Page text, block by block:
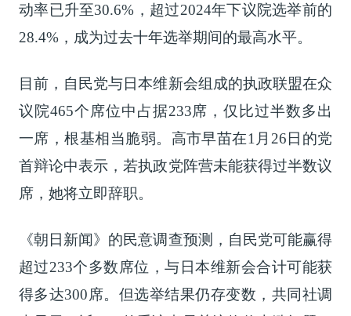
动率已升至30.6%，超过2024年下议院选举前的
28.4%，成为过去十年选举期间的最高水平。
目前，自民党与日本维新会组成的执政联盟在众
议院465个席位中占据233席，仅比过半数多出
一席，根基相当脆弱。高市早苗在1月26日的党
首辩论中表示，若执政党阵营未能获得过半数议
席，她将立即辞职。
《朝日新闻》的民意调查预测，自民党可能赢得
超过233个多数席位，与日本维新会合计可能获
得多达300席。但选举结果仍存变数，共同社调